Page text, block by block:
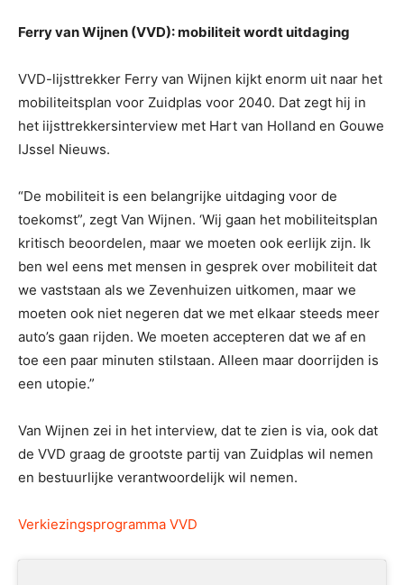
Ferry van Wijnen (VVD): mobiliteit wordt uitdaging
VVD-lijsttrekker Ferry van Wijnen kijkt enorm uit naar het
mobiliteitsplan voor Zuidplas voor 2040. Dat zegt hij in
het iijsttrekkersinterview met Hart van Holland en Gouwe
IJssel Nieuws.
“De mobiliteit is een belangrijke uitdaging voor de
toekomst”, zegt Van Wijnen. ‘Wij gaan het mobiliteitsplan
kritisch beoordelen, maar we moeten ook eerlijk zijn. Ik
ben wel eens met mensen in gesprek over mobiliteit dat
we vaststaan als we Zevenhuizen uitkomen, maar we
moeten ook niet negeren dat we met elkaar steeds meer
auto’s gaan rijden. We moeten accepteren dat we af en
toe een paar minuten stilstaan. Alleen maar doorrijden is
een utopie.”
Van Wijnen zei in het interview, dat te zien is via, ook dat
de VVD graag de grootste partij van Zuidplas wil nemen
en bestuurlijke verantwoordelijk wil nemen.
Verkiezingsprogramma VVD